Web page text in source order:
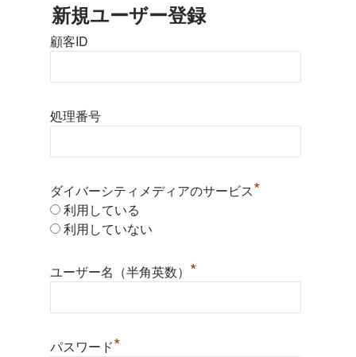
新規ユーザー登録
顧客ID
処理番号
ダイバーシティメディアのサービス*
利用している
利用していない
ユーザー名（半角英数） *
パスワード*